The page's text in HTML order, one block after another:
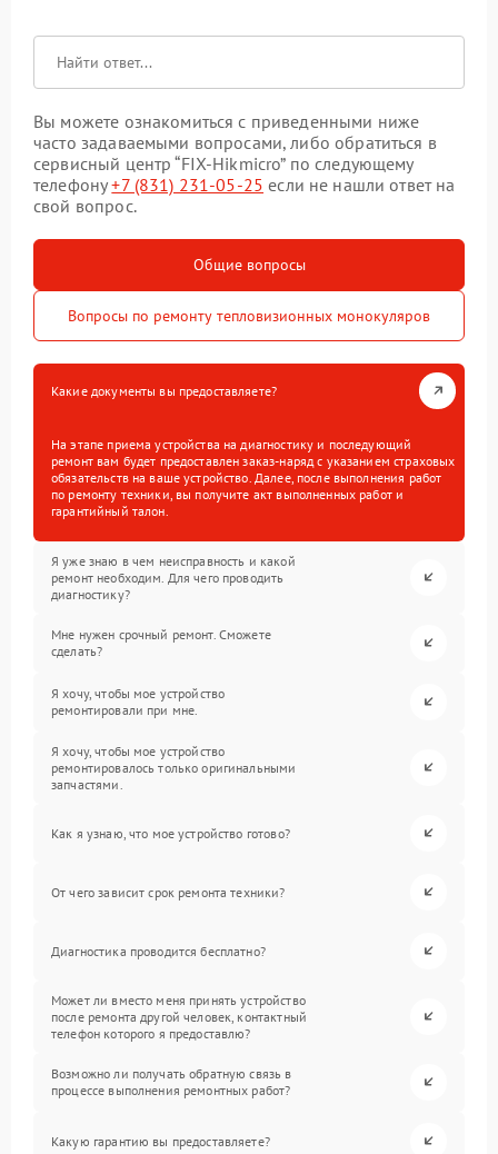
Вы можете ознакомиться с приведенными ниже
часто задаваемыми вопросами, либо обратиться в
сервисный центр “FIX-Hikmicro” по следующему
телефону+7 (831) 231-05-25 если не нашли ответ на
свой вопрос.
Общие вопросы
Вопросы по ремонту тепловизионных монокуляров
Какие документы вы предоставляете?
На этапе приема устройства на диагностику и последующий
ремонт вам будет предоставлен заказ-наряд с указанием страховых
обязательств на ваше устройство. Далее, после выполнения работ
по ремонту техники, вы получите акт выполненных работ и
гарантийный талон.
Я уже знаю в чем неисправность и какой
ремонт необходим. Для чего проводить
диагностику?
Мне нужен срочный ремонт. Сможете
сделать?
Я хочу, чтобы мое устройство
ремонтировали при мне.
Я хочу, чтобы мое устройство
ремонтировалось только оригинальными
запчастями.
Как я узнаю, что мое устройство готово?
От чего зависит срок ремонта техники?
Диагностика проводится бесплатно?
Может ли вместо меня принять устройство
после ремонта другой человек, контактный
телефон которого я предоставлю?
Возможно ли получать обратную связь в
процессе выполнения ремонтных работ?
Какую гарантию вы предоставляете?